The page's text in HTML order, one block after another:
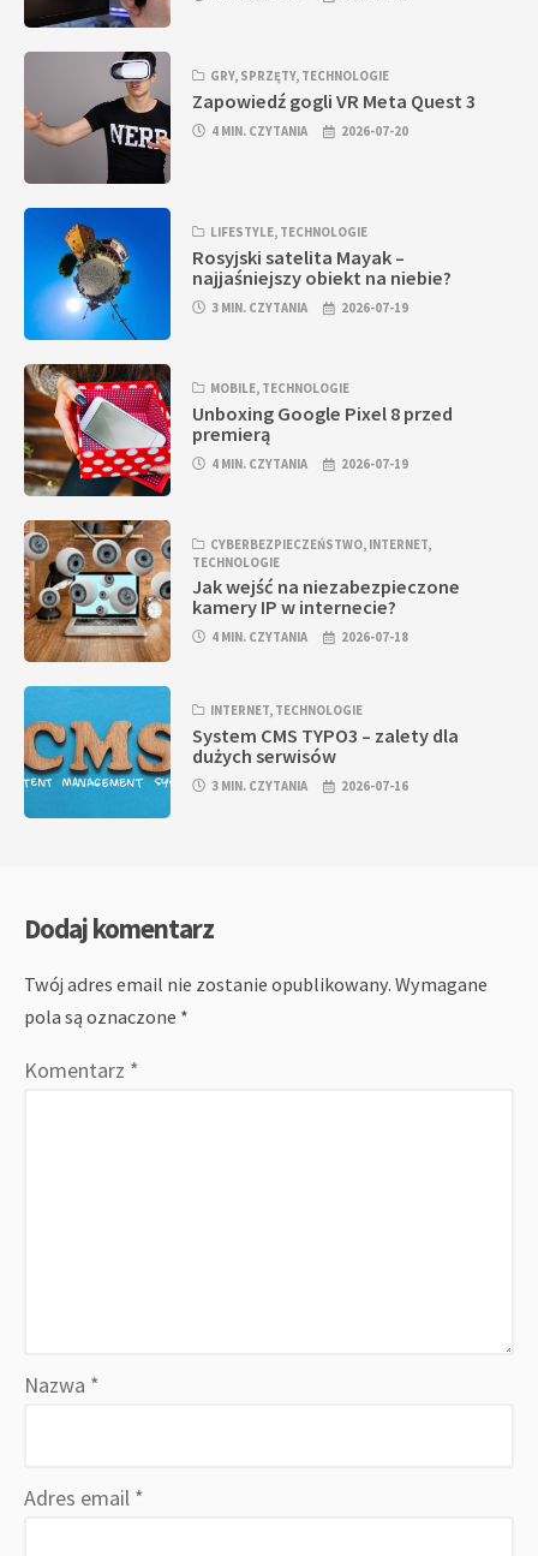
GRY, SPRZĘTY, TECHNOLOGIE
Zapowiedź gogli VR Meta Quest 3
4 MIN. CZYTANIA 2026-07-20
LIFESTYLE, TECHNOLOGIE
Rosyjski satelita Mayak –
najjaśniejszy obiekt na niebie?
3 MIN. CZYTANIA 2026-07-19
MOBILE, TECHNOLOGIE
Unboxing Google Pixel 8 przed
premierą
4 MIN. CZYTANIA 2026-07-19
CYBERBEZPIECZEŃSTWO, INTERNET,
TECHNOLOGIE
Jak wejść na niezabezpieczone
kamery IP w internecie?
4 MIN. CZYTANIA 2026-07-18
INTERNET, TECHNOLOGIE
System CMS TYPO3 – zalety dla
dużych serwisów
3 MIN. CZYTANIA 2026-07-16
Dodaj komentarz
Twój adres email nie zostanie opublikowany. Wymagane
pola są oznaczone *
Komentarz *
Nazwa *
Adres email *